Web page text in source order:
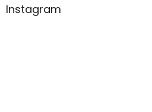
aInstagram